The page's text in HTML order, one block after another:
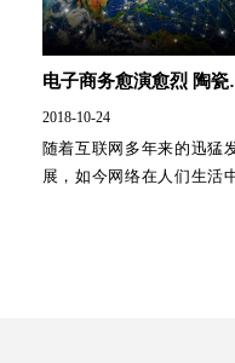
电子商务愈演愈烈 陶瓷
机和效益显露
2018-10-24
随着互联网多年来的迅猛
展，如今网络在人们生活